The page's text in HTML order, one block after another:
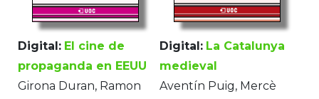
Digital: El cine de
propaganda en EEUU
Girona Duran, Ramon
Digital: La Catalunya
medieval
Aventín Puig, Mercè